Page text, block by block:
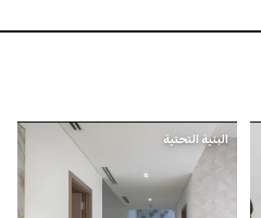
البنية التحتية